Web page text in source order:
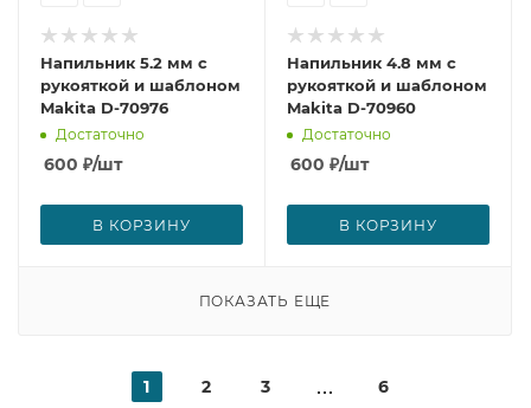
Напильник 5.2 мм с
рукояткой и шаблоном
Makita D-70976
Достаточно
600 ₽/шт
В КОРЗИНУ
Напильник 4.8 мм с
рукояткой и шаблоном
Makita D-70960
Достаточно
600 ₽/шт
В КОРЗИНУ
ПОКАЗАТЬ ЕЩЕ
1 2 3 6